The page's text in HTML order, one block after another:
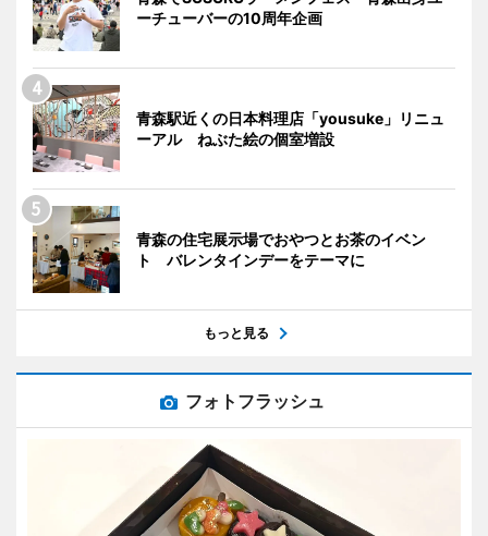
ーチューバーの10周年企画
青森駅近くの日本料理店「yousuke」リニュ
ーアル ねぶた絵の個室増設
青森の住宅展示場でおやつとお茶のイベン
ト バレンタインデーをテーマに
もっと見る
フォトフラッシュ